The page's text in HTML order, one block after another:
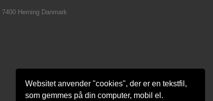
Websitet anvender "cookies", der er en tekstfil,
som gemmes på din computer, mobil el.
Herning Danmark